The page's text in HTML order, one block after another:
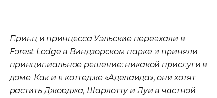
Принц и принцесса Уэльские переехали в
Forest Lodge в Виндзорском парке и приняли
принципиальное решение: никакой прислуги в
доме. Как и в коттедже «Аделаида», они хотят
растить Джорджа, Шарлотту и Луи в частной